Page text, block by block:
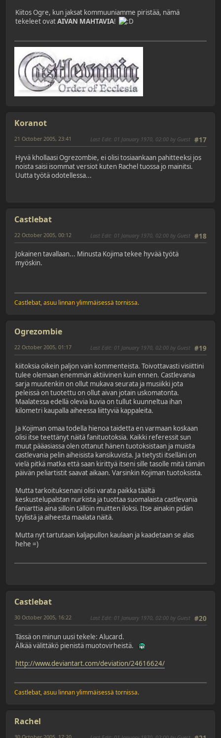
Kiitos Ogre, kun jaksat kommuuniamme piristää, nämä
tekeleet ovatAIVAN MAHTAVIA!
Koranot
#17
21 October 2005, 23:41 Last Edit: 01 January 1970, 02:00 by Guest
Hyvä khollaasi Ogrezombie, ei olisi tosiaankaan pahitteeksi jos
noista saisi isommat versiot kuten Rachel tuossa jo mainitsi.
Uutta työtä odotellessa...
Castlebat
#18
22 October 2005, 00:12 Last Edit: 01 January 1970, 02:00 by Guest
Jokainen tavallaan... Minusta Kojima tekee hyvää työtä
myöskin.
Castlebat, asuu linnan ylimmäisessä tornissa.
Ogrezombie
#19
22 October 2005, 01:17 Last Edit: 01 January 1970, 02:00 by Guest
kiitoksia oikein paljon vain kommenteista. Toivottavasti visiittini
tulee olemaan enemmän aktiivinen kuin ennen. Castlevania
sarja muutenkin on ollut mukava seurata ja musiikki jota
peleissä on tuotettu on ollut aivan jotain uskomatonta.
Maalatessa edellä olevia kuvia on tullut kuunneltua ihan
kilometri kaupalla aiheessa liittyviä kappaleita.
Ja Kojiman omaa todella hienoa taidetta en varmaan koskaan
olisi itse teettänyt näitä fanituotoksia. Kaikki referessit sun
muut pääasiassa olen ottanut hänen tuotoksistaan ja muista
castlevania pelin aiheisista kansikuvista. Ja tietysti itselläni on
vielä pitkä matka että saan kirittyä itseni sille tasolle mitä tämän
päivän peliartistit saavat aikaan. Varsinkin Kojiman tuotoksista.
Mutta tarkoituksenani olisi varata paikka täältä
keskustelupalstan nurkista ja tuottaa suomalaista castlevania
faniarttia aina silloin tällöin muitten iloksi. Itse ainakin pidän
tyylistä ja aiheesta maalata näitä.
Mutta nyt tartutaan kaljapullon kaulaan ja kaadetaan se alas
hehe =)
Castlebat
#20
30 October 2005, 16:22 Last Edit: 01 January 1970, 02:00 by Guest
Tässä on minun uusi tekele: Alucard.
Älkää välittäkö pienistä muotovirheistä.
http://www.deviantart.com/deviation/24616624/
Castlebat, asuu linnan ylimmäisessä tornissa.
Rachel